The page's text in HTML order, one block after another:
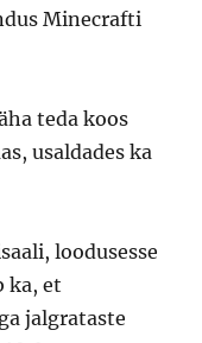
Minecrafti
teda koos
usaldades ka
loodusesse
ka, et
jalgrataste